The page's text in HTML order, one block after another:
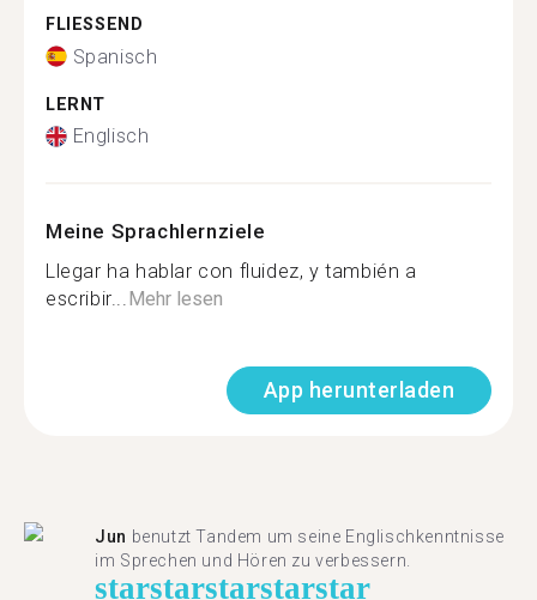
FLIESSEND
Spanisch
LERNT
Englisch
Meine Sprachlernziele
Llegar ha hablar con fluidez, y también a
escribir...Mehr lesen
App herunterladen
Jun benutzt Tandem um seine Englischkenntnisse
im Sprechen und Hören zu verbessern.
starstarstarstarstar